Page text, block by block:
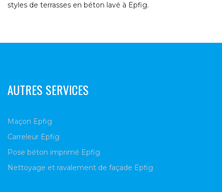
styles de terrasses en béton lavé à Epfig.
AUTRES SERVICES
Maçon Epfig
Carreleur Epfig
Pose béton imprimé Epfig
Nettoyage et ravalement de façade Epfig